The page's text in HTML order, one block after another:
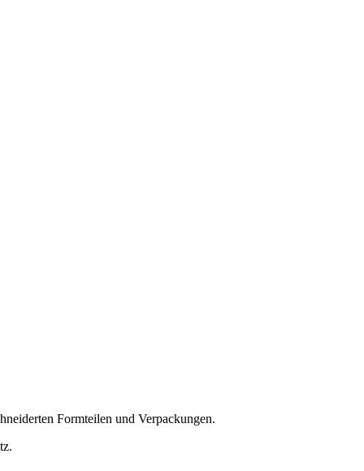
Formteilen und Verpackungen.